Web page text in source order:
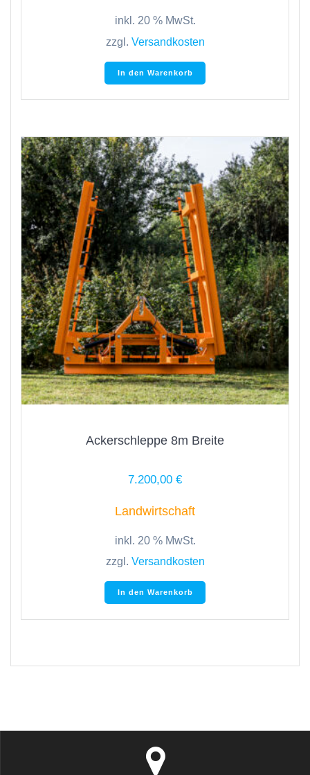
inkl. 20 % MwSt.
zzgl. Versandkosten
In den Warenkorb
Ackerschleppe 8m Breite
7.200,00 €
Landwirtschaft
inkl. 20 % MwSt.
zzgl. Versandkosten
In den Warenkorb